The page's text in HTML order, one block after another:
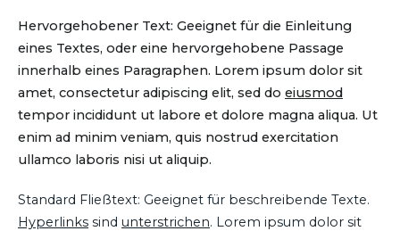
Hervorgehobener Text: Geeignet für die Einleitung
eines Textes, oder eine hervorgehobene Passage
innerhalb eines Paragraphen. Lorem ipsum dolor sit
amet, consectetur adipiscing elit, sed do eiusmod
tempor incididunt ut labore et dolore magna aliqua. Ut
enim ad minim veniam, quis nostrud exercitation
ullamco laboris nisi ut aliquip.
Standard Fließtext: Geeignet für beschreibende Texte.
Hyperlinks sind unterstrichen. Lorem ipsum dolor sit